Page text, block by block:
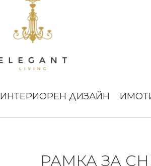
ИНТЕРИОРЕН ДИЗАЙН
РАМКА ЗА